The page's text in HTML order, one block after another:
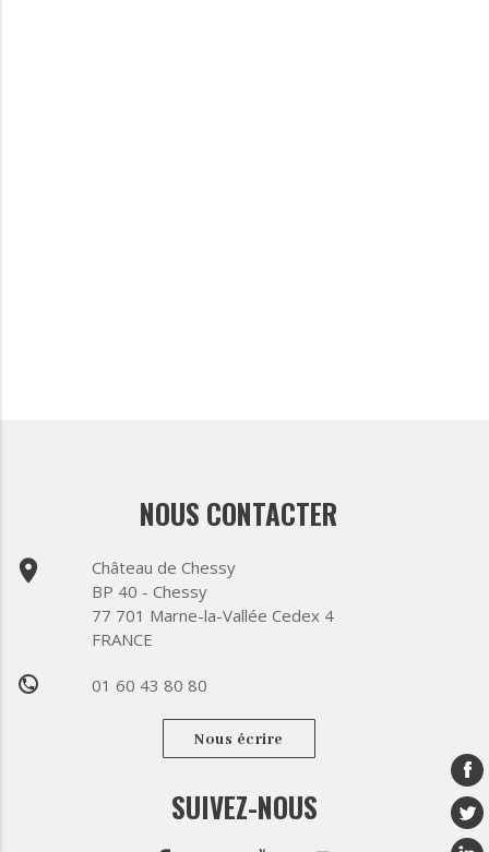
NOUS CONTACTER
place
Château de Chessy
BP 40 - Chessy
77 701 Marne-la-Vallée Cedex 4
FRANCE
phone 01 60 43 80 80
Nous écrire
SUIVEZ-NOUS